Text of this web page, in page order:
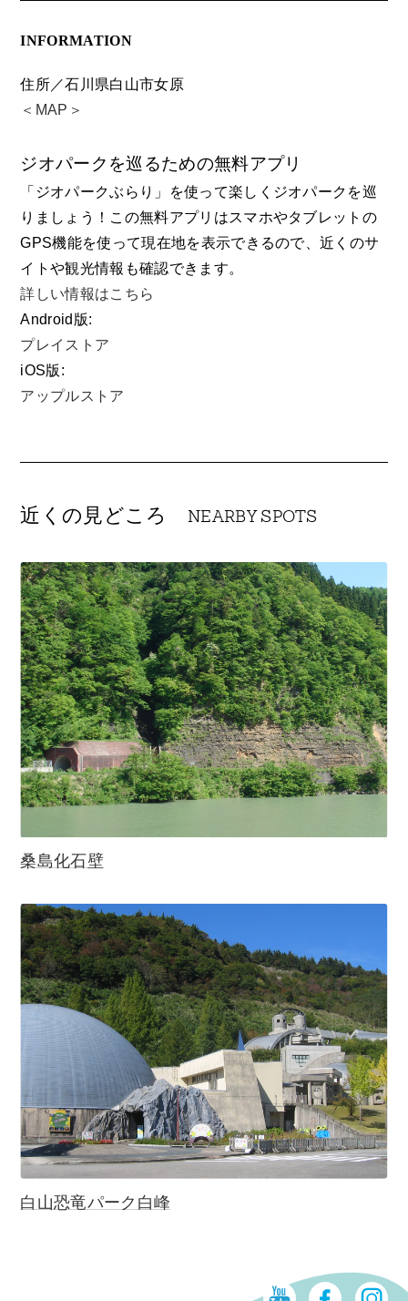
INFORMATION
住所／石川県白山市女原
＜MAP＞
ジオパークを巡るための無料アプリ
「ジオパークぶらり」を使って楽しくジオパークを巡
りましょう！この無料アプリはスマホやタブレットの
GPS機能を使って現在地を表示できるので、近くのサ
イトや観光情報も確認できます。
詳しい情報はこちら
Android版:
プレイストア
iOS版:
アップルストア
近くの見どころ NEARBY SPOTS
桑島化石壁
白山恐竜パーク白峰